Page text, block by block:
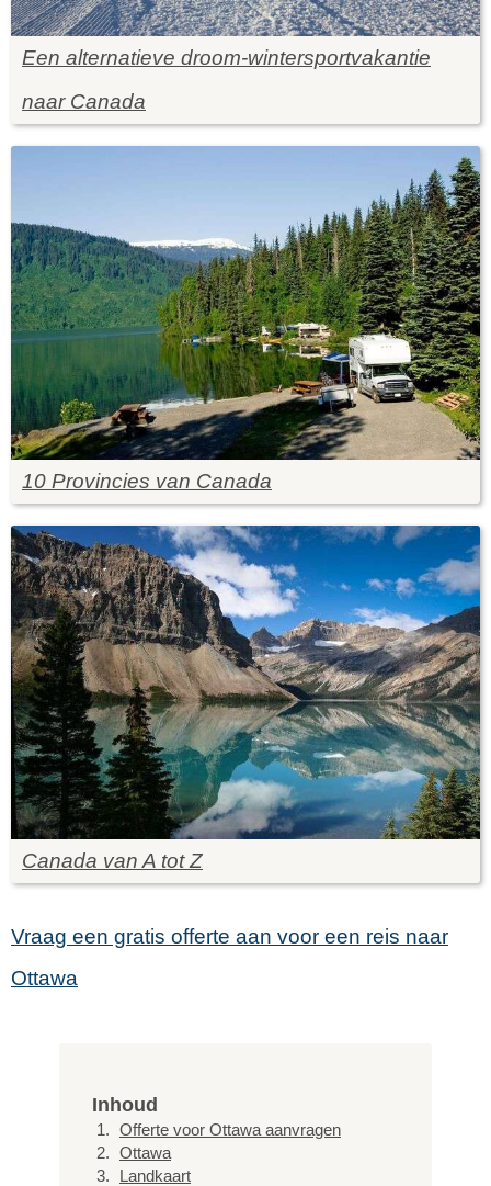
Een alternatieve droom-wintersportvakantie
naar Canada
10 Provincies van Canada
Canada van A tot Z
Vraag een gratis offerte aan voor een reis naar
Ottawa
Inhoud
Offerte voor Ottawa aanvragen
Ottawa
Landkaart